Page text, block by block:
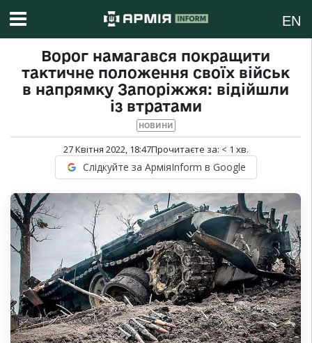
EN
Ворог намагався покращити
тактичне положення своїх військ
в напрямку Запоріжжя: відійшли
із втратами
НОВИНИ
27 Квітня 2022, 18:47Прочитаєте за: < 1 хв.
Слідкуйте за АрміяInform в Google